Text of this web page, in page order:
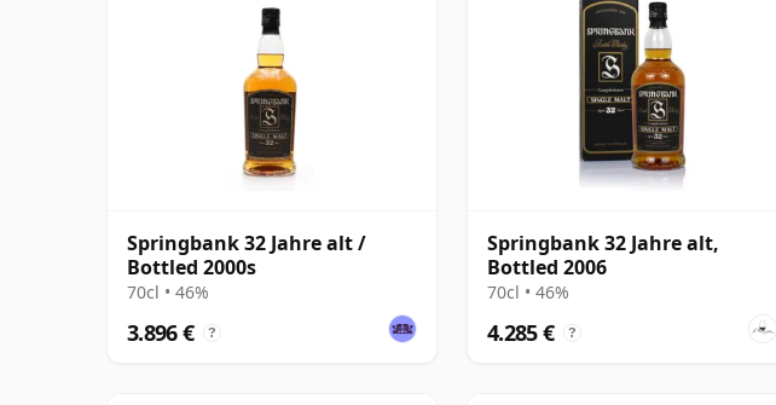
Springbank 32 Jahre alt /
Bottled 2000s
70cl • 46%
3.896 € ?
Springbank 32 Jahre alt,
Bottled 2006
70cl • 46%
4.285 € ?